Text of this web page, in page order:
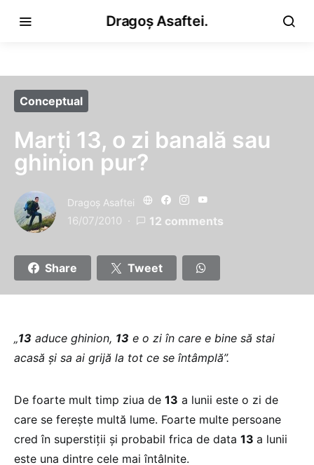
Dragoș Asaftei.
Conceptual
Marţi 13, o zi banală sau
ghinion pur?
Dragoş Asaftei
16/07/2010 12 comments
Share Tweet
„13 aduce ghinion, 13 e o zi în care e bine să stai
acasă şi sa ai grijă la tot ce se întâmplă”.
De foarte mult timp ziua de 13 a lunii este o zi de
care se fereşte multă lume. Foarte multe persoane
cred în superstiţii şi probabil frica de data 13 a lunii
este una dintre cele mai întâlnite.